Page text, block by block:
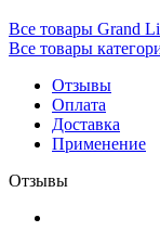
Все товары Grand
Все товары
Отзывы
Оплата
Доставка
Применение
Отзывы